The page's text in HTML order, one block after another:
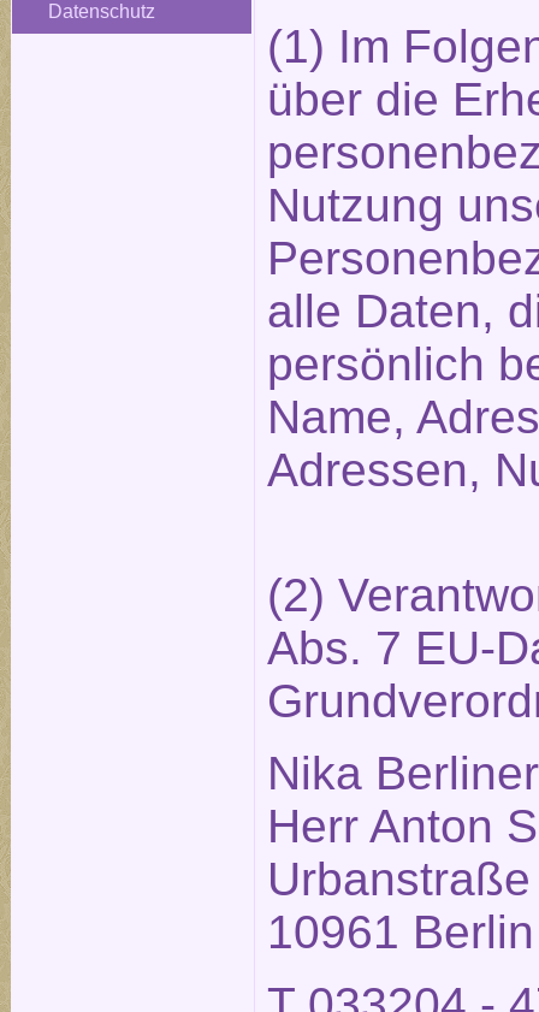
Datenschutz
(1) Im
über die
Nutzung
alle Daten,
persönlich
Name,
Adressen,
(2)
Abs. 7 EU-
Nika
Herr Anton
10961 Berlin